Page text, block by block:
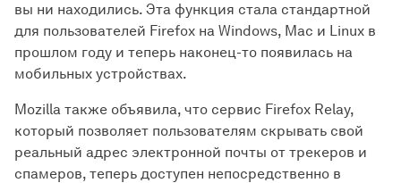
вы ни находились. Эта функция стала стандартной
для пользователей Firefox на Windows, Mac и Linux в
прошлом году и теперь наконец-то появилась на
мобильных устройствах.
Mozilla также объявила, что сервис Firefox Relay,
который позволяет пользователям скрывать свой
реальный адрес электронной почты от трекеров и
спамеров, теперь доступен непосредственно в